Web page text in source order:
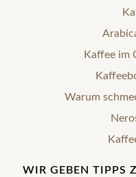
Kaffee im
Warum
WIR GEBEN TIPPS